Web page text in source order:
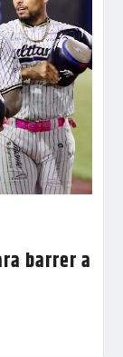
barrer a